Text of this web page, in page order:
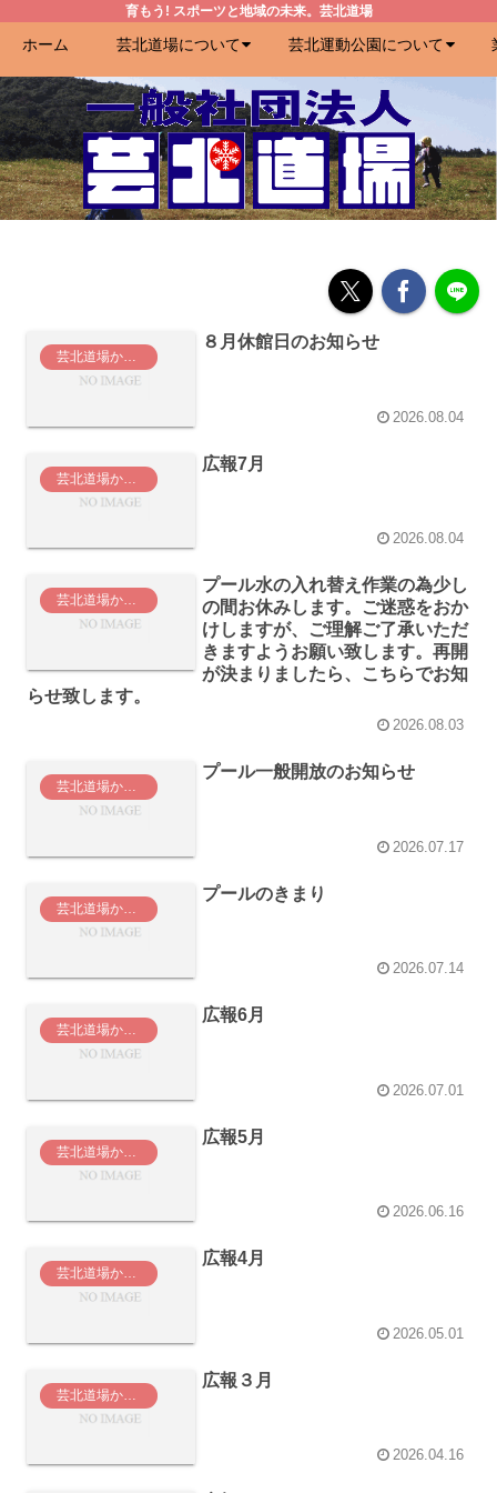
育もう! スポーツと地域の未来。芸北道場
ホーム 芸北道場について 芸北運動公園について
芸北道場からのお知らせ
８月休館日のお知らせ
2026.08.04
広報7月
2026.08.04
芸北道場からのお知らせ
プール水の入れ替え作業の為少し
の間お休みします。ご迷惑をおか
けしますが、ご理解ご了承いただ
きますようお願い致します。再開
が決まりましたら、こちらでお知
らせ致します。
2026.08.03
芸北道場からのお知らせ
プール一般開放のお知らせ
2026.07.17
プールのきまり
2026.07.14
芸北道場からのお知らせ
広報6月
2026.07.01
広報5月
2026.06.16
芸北道場からのお知らせ
広報4月
2026.05.01
広報３月
2026.04.16